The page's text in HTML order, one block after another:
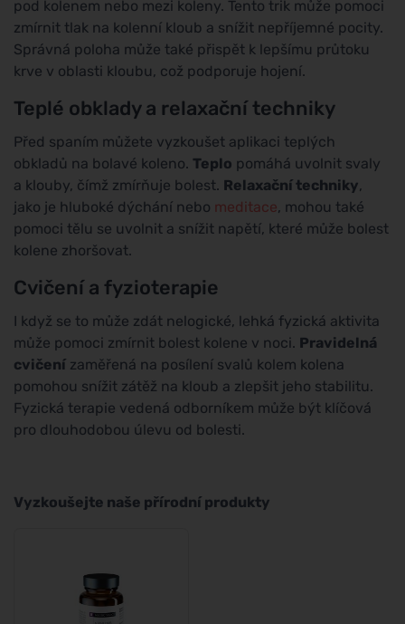
pod kolenem nebo mezi koleny. Tento trik může pomoci
zmírnit tlak na kolenní kloub a snížit nepříjemné pocity.
Správná poloha může také přispět k lepšímu průtoku
krve v oblasti kloubu, což podporuje hojení.
Teplé obklady a relaxační techniky
Před spaním můžete vyzkoušet aplikaci teplých
obkladů na bolavé koleno. Teplo pomáhá uvolnit svaly
a klouby, čímž zmírňuje bolest. Relaxační techniky,
jako je hluboké dýchání nebo meditace, mohou také
pomoci tělu se uvolnit a snížit napětí, které může bolest
kolene zhoršovat.
Cvičení a fyzioterapie
I když se to může zdát nelogické, lehká fyzická aktivita
může pomoci zmírnit bolest kolene v noci. Pravidelná
cvičení zaměřená na posílení svalů kolem kolena
pomohou snížit zátěž na kloub a zlepšit jeho stabilitu.
Fyzická terapie vedená odborníkem může být klíčová
pro dlouhodobou úlevu od bolesti.
Vyzkoušejte naše přírodní produkty